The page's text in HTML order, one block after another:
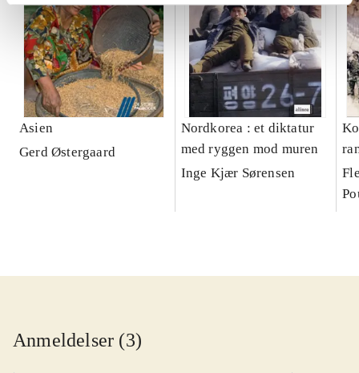
Asien
Gerd Østergaard
Nordkorea : et diktatur
med ryggen mod muren
Inge Kjær Sørensen
Anmeldelser (3)